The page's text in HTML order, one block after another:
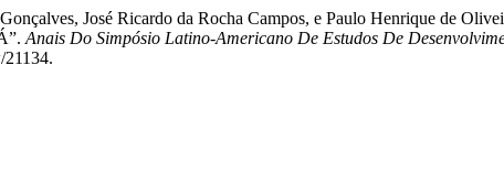
José Ricardo da Rocha Campos, e Paulo Henrique de
Anais Do Simpósio Latino-Americano De Estudos De
21134.